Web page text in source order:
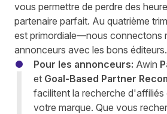
vous permettre de perdre des
partenaire parfait. Au quatrième
est primordiale—nous connectons
annonceurs avec les bons éditeurs.
Pour les annonceurs: Awin
et Goal-Based Partner
facilitent la recherche
votre marque. Que vous